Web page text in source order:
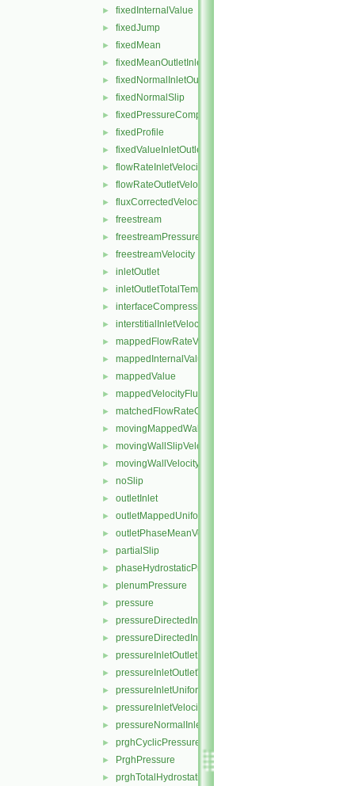
► fixedInternalValue
► fixedJump
► fixedMean
► fixedMeanOutletInlet
► fixedNormalInletOutletVelocity
► fixedNormalSlip
► fixedPressureCompressibleDensity
► fixedProfile
► fixedValueInletOutlet
► flowRateInletVelocity
► flowRateOutletVelocity
► fluxCorrectedVelocity
► freestream
► freestreamPressure
► freestreamVelocity
► inletOutlet
► inletOutletTotalTemperature
► interfaceCompression
► interstitialInletVelocity
► mappedFlowRateVelocity
► mappedInternalValue
► mappedValue
► mappedVelocityFlux
► matchedFlowRateOutletVelocity
► movingMappedWallVelocity
► movingWallSlipVelocity
► movingWallVelocity
► noSlip
► outletInlet
► outletMappedUniformInlet
► outletPhaseMeanVelocity
► partialSlip
► phaseHydrostaticPressure
► plenumPressure
► pressure
► pressureDirectedInletOutletVelocity
► pressureDirectedInletVelocity
► pressureInletOutletParSlipVelocity
► pressureInletOutletVelocity
► pressureInletUniformVelocity
► pressureInletVelocity
► pressureNormalInletOutletVelocity
► prghCyclicPressure
► PrghPressure
► prghTotalHydrostaticPressure